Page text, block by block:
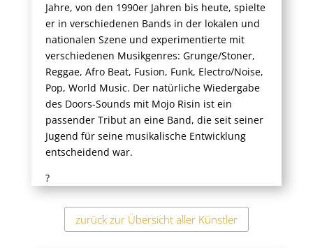
Jahre, von den 1990er Jahren bis heute, spielte
er in verschiedenen Bands in der lokalen und
nationalen Szene und experimentierte mit
verschiedenen Musikgenres: Grunge/Stoner,
Reggae, Afro Beat, Fusion, Funk, Electro/Noise,
Pop, World Music. Der natürliche Wiedergabe
des Doors-Sounds mit Mojo Risin ist ein
passender Tribut an eine Band, die seit seiner
Jugend für seine musikalische Entwicklung
entscheidend war.
?
zurück zur Übersicht aller Künstler